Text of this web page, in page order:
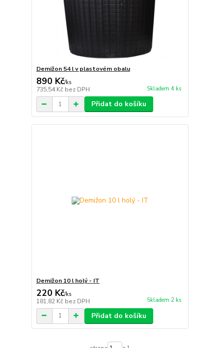
Demižon 54 l v plastovém obalu
890 Kč/ks
735,54 Kč bez DPH Skladem 4 ks
Přidat do košíku
Demižon 10 l holý - IT
220 Kč/ks
181,82 Kč bez DPH Skladem 2 ks
Přidat do košíku